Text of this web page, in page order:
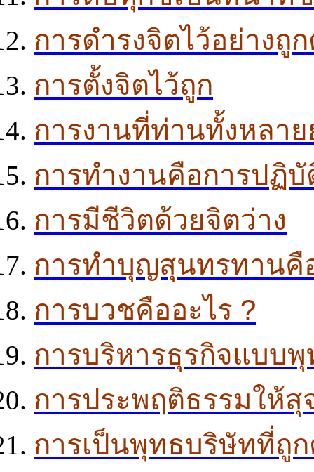
การดำรงจิตไว้อย่างถู
การตั้งจิตไว้ถูก
การงานที่ท่านทั้งหลาย
การทำงานคือการปฏิ
การมีชีวิตด้วยจิตว่าง
การทำบุญสุนทรทานคื
การบวชคืออะไร ?
การบริหารธุรกิจแบบ
การประพฤติธรรมให้สุ
การเป็นพุทธบริษัทที่ถู